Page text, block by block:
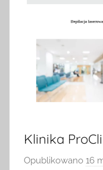
Klinika
Opublikowano 16